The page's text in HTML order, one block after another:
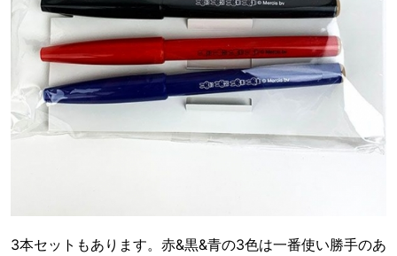
3本セットもあります。赤&黒&青の3色は一番使い勝手のあ